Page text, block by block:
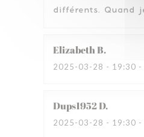
différents. Quand
ElizabethB
2025-03-28 - 19:30 -
Dups1952D
2025-03-28 - 19:30 -